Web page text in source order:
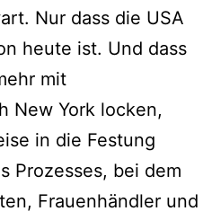
Nur dass die USA
heute ist. Und dass
mit
New York locken,
in die Festung
Prozesses, bei dem
Frauenhändler und